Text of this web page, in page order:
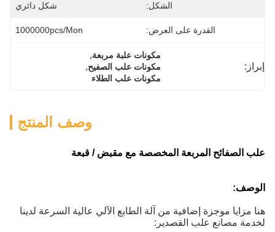
الشكل: شكل دائري
القدرة على العرض: 1000000pcs/mon
إبراز:
مكونات علبة مربعة,
مكونات علب الصفيح,
مكونات علب الطلاء
وصف المنتج
علب الصفائح المربعة المخصصة مع مقبض / قبعة
الوصف:
هنا مزايا موجزة إضافية من آلة الطابع الآلي عالية السرعة لدينا
لخدمة مصانع علب القصدير: